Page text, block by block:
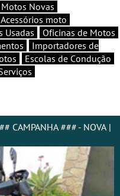
Motos Novas
moto
Usadas
Oficinas de Motos
Importadores de
Escolas de Condução
CAMPANHA ### - NOVA |